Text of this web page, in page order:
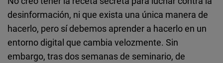
desinformación, ni que exista una única manera de
hacerlo, pero sí debemos aprender a hacerlo en un
entorno digital que cambia velozmente. Sin
embargo, tras dos semanas de seminario, de